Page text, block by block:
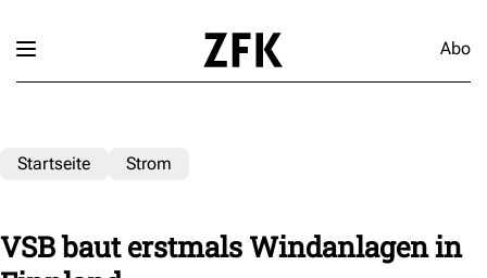
Abo
Startseite Strom
VSB baut erstmals Windanlagen in